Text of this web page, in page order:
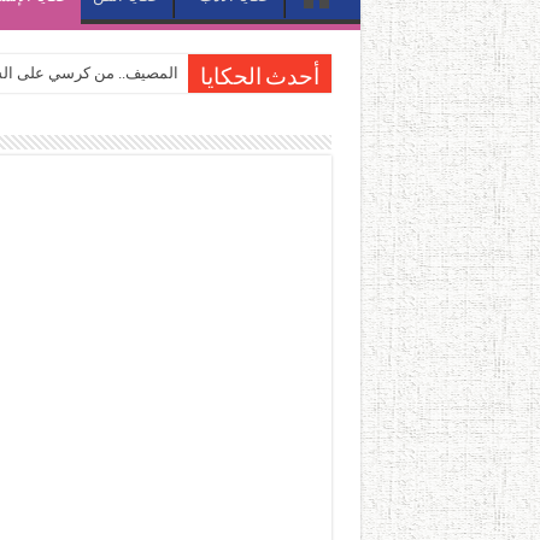
أحدث الحكايا المصيف.. من كرسي على
القاهرة «ألف ليلة وليلة»..